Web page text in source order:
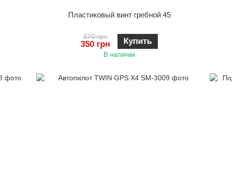
Пластиковый винт гребной 45
370 грн
350 грн Купить
В наличии